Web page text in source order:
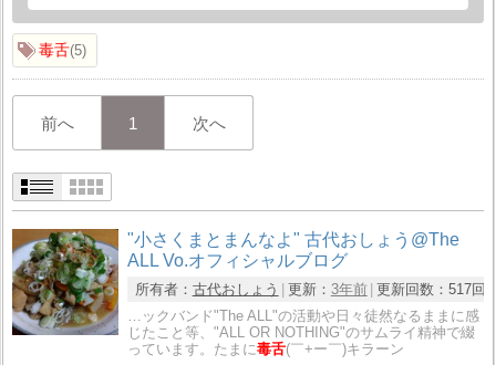
毒舌 5
前へ 1 次へ
"小さくまとまんなよ" 古代おしょう@The
ALL Vo.オフィシャルブログ
所有者： 古代おしょう 更新： 3年前 更新回数： 517回
…ックバンド"The ALL"の活動や日々徒然なるままに感
じたこと等、"ALL OR NOTHING"のサムライ精神で綴
っています。たまに毒舌(￣+ー￣)キラーン